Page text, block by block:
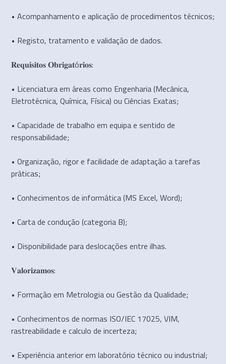
• Acompanhamento e aplicação de procedimentos técnicos;
• Registo, tratamento e validação de dados.
𝐑𝐞𝐪𝐮𝐢𝐬𝐢𝐭𝐨𝐬 𝐎𝐛𝐫𝐢𝐠𝐚𝐭ó𝐫𝐢𝐨𝐬:
• Licenciatura em áreas como Engenharia (Mecânica,
Eletrotécnica, Química, Física) ou Ciências Exatas;
• Capacidade de trabalho em equipa e sentido de
responsabilidade;
• Organização, rigor e facilidade de adaptação a tarefas
práticas;
• Conhecimentos de informática (MS Excel, Word);
• Carta de condução (categoria B);
• Disponibilidade para deslocações entre ilhas.
𝐕𝐚𝐥𝐨𝐫𝐢𝐳𝐚𝐦𝐨𝐬:
• Formação em Metrologia ou Gestão da Qualidade;
• Conhecimentos de normas ISO/IEC 17025, VIM,
rastreabilidade e calculo de incerteza;
• Experiência anterior em laboratório técnico ou industrial;